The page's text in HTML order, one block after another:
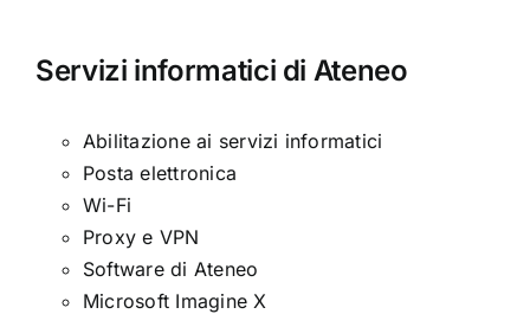
Servizi informatici di Ateneo
Abilitazione ai servizi informatici
Posta elettronica
Wi-Fi
Proxy e VPN
Software di Ateneo
Microsoft Imagine X